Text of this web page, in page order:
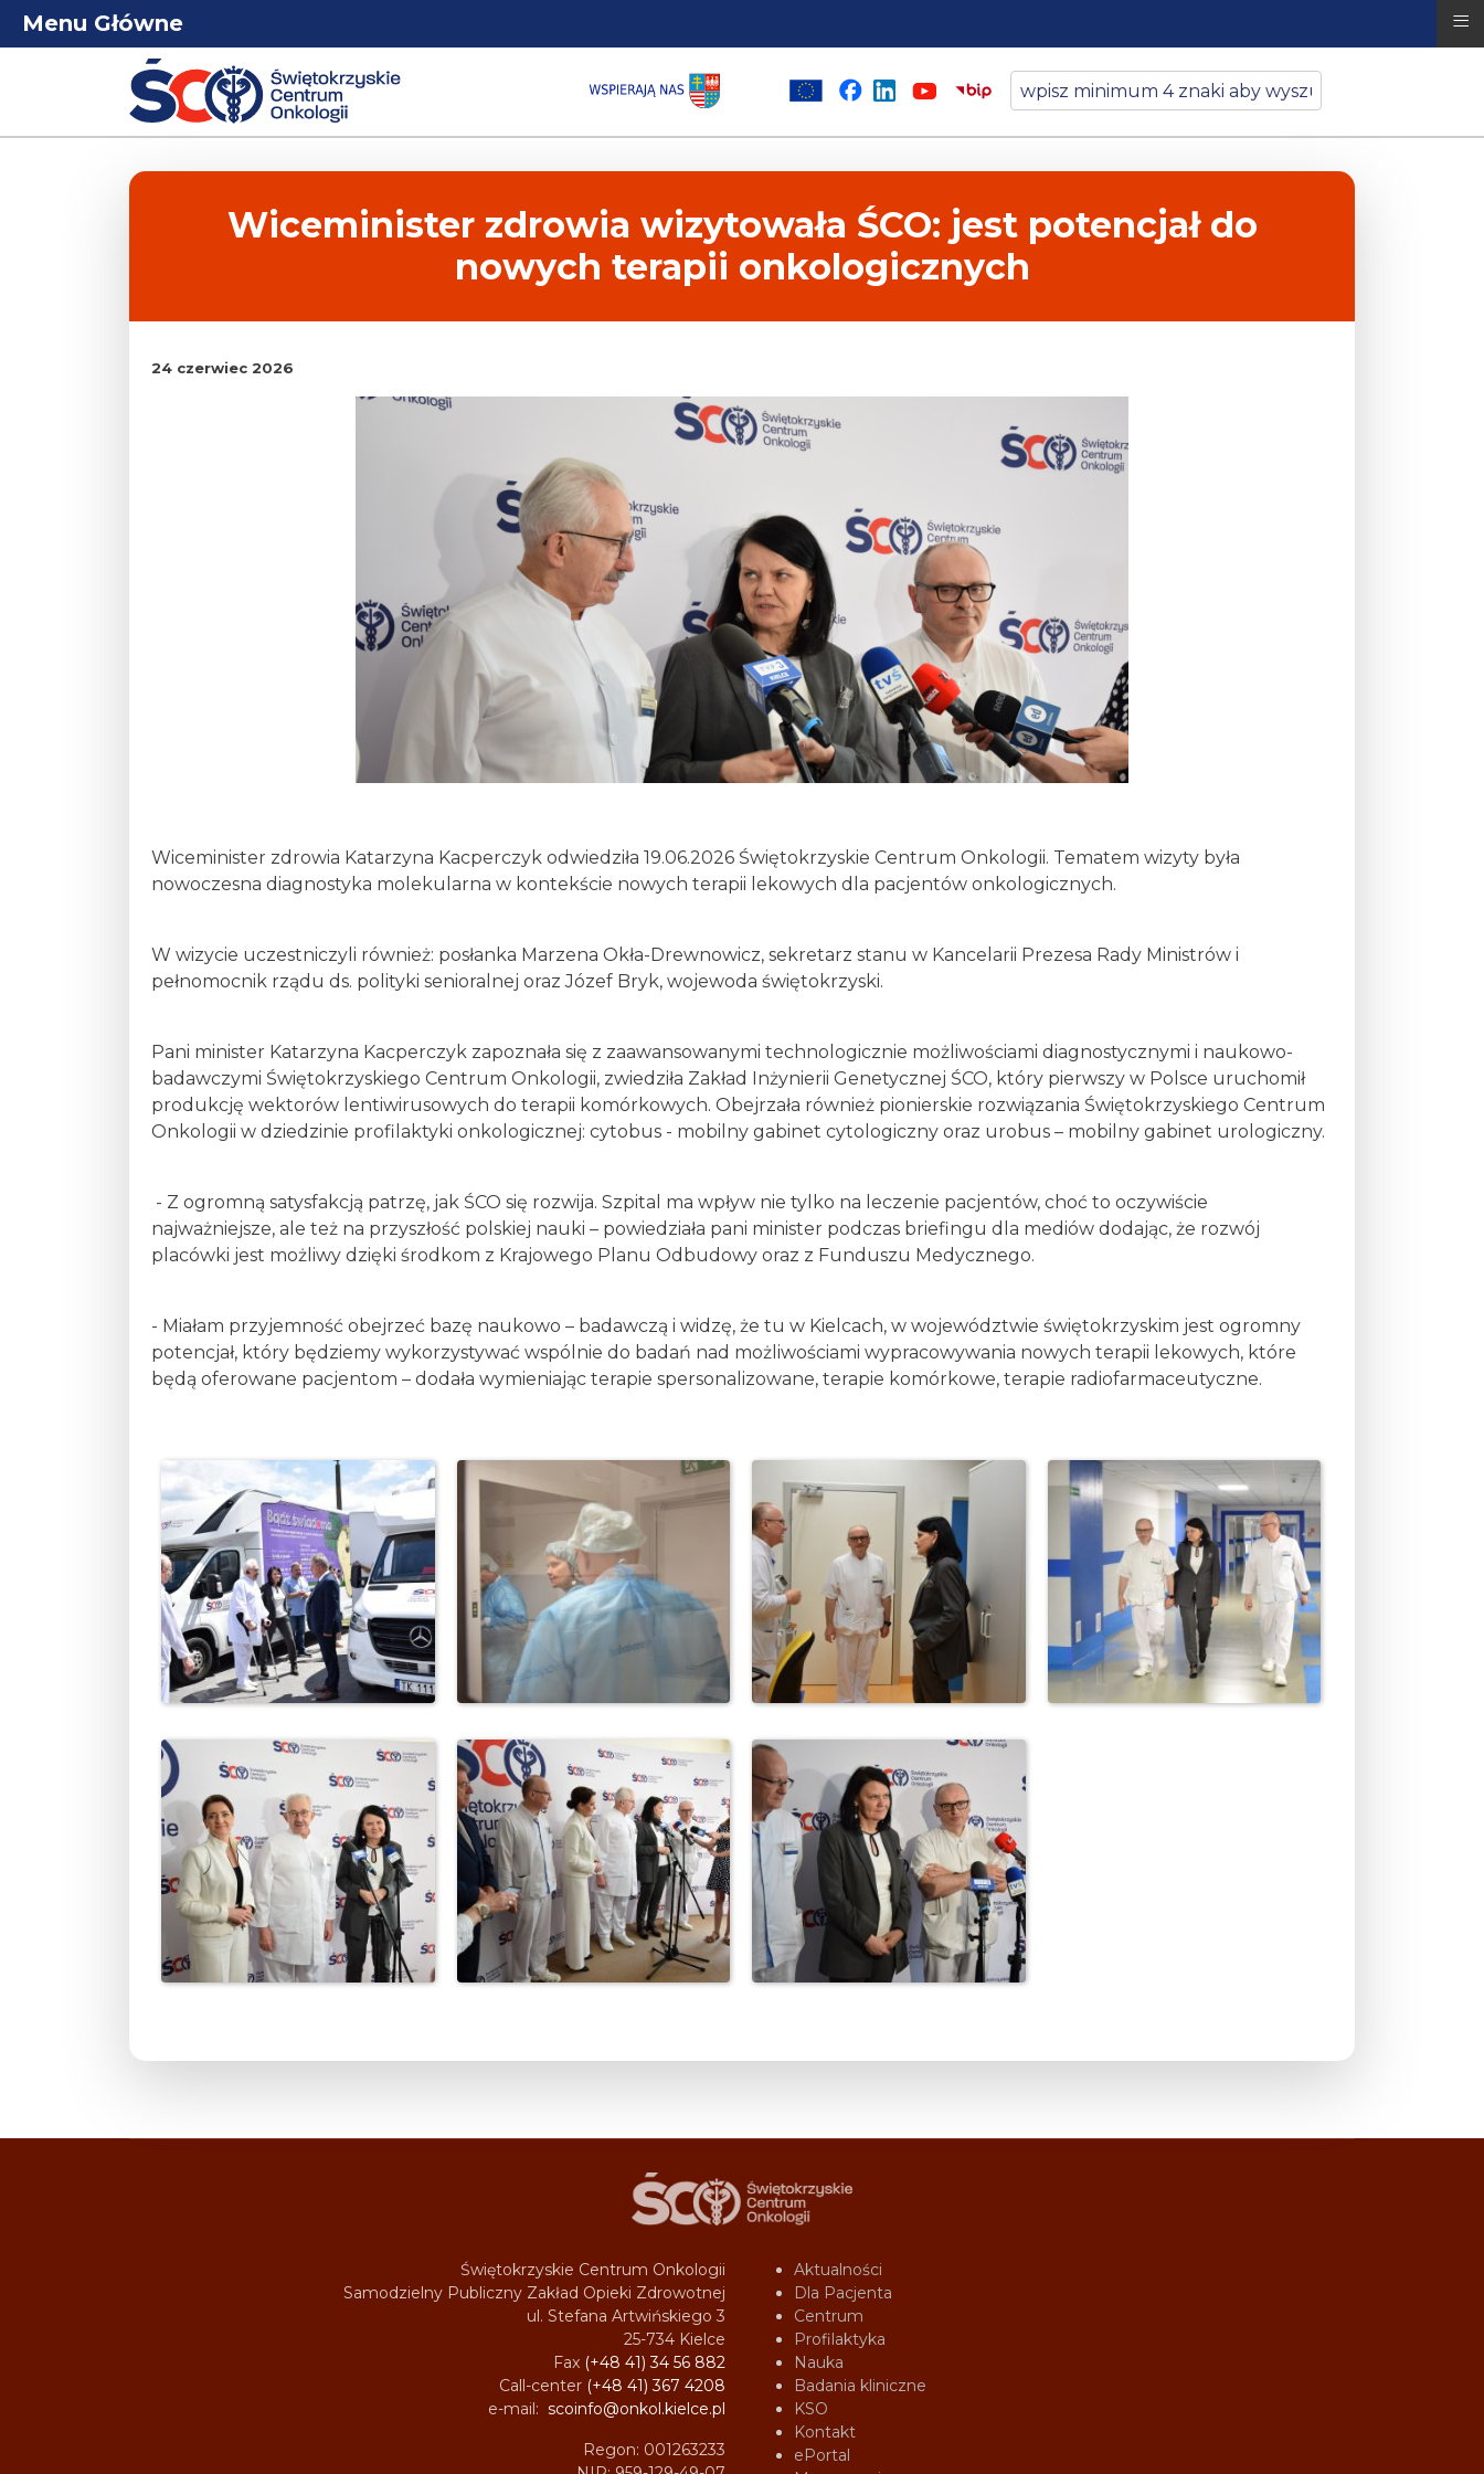
Menu Główne ≡
Wiceminister zdrowia wizytowała ŚCO: jest potencjał do
nowych terapii onkologicznych
24 czerwiec 2026
Wiceminister zdrowia Katarzyna Kacperczyk odwiedziła 19.06.2026 Świętokrzyskie Centrum Onkologii. Tematem wizyty była
nowoczesna diagnostyka molekularna w kontekście nowych terapii lekowych dla pacjentów onkologicznych.
W wizycie uczestniczyli również: posłanka Marzena Okła-Drewnowicz, sekretarz stanu w Kancelarii Prezesa Rady Ministrów i
pełnomocnik rządu ds. polityki senioralnej oraz Józef Bryk, wojewoda świętokrzyski.
Pani minister Katarzyna Kacperczyk zapoznała się z zaawansowanymi technologicznie możliwościami diagnostycznymi i naukowo-
badawczymi Świętokrzyskiego Centrum Onkologii, zwiedziła Zakład Inżynierii Genetycznej ŚCO, który pierwszy w Polsce uruchomił
produkcję wektorów lentiwirusowych do terapii komórkowych. Obejrzała również pionierskie rozwiązania Świętokrzyskiego Centrum
Onkologii w dziedzinie profilaktyki onkologicznej: cytobus - mobilny gabinet cytologiczny oraz urobus – mobilny gabinet urologiczny.
- Z ogromną satysfakcją patrzę, jak ŚCO się rozwija. Szpital ma wpływ nie tylko na leczenie pacjentów, choć to oczywiście
najważniejsze, ale też na przyszłość polskiej nauki – powiedziała pani minister podczas briefingu dla mediów dodając, że rozwój
placówki jest możliwy dzięki środkom z Krajowego Planu Odbudowy oraz z Funduszu Medycznego.
- Miałam przyjemność obejrzeć bazę naukowo – badawczą i widzę, że tu w Kielcach, w województwie świętokrzyskim jest ogromny
potencjał, który będziemy wykorzystywać wspólnie do badań nad możliwościami wypracowywania nowych terapii lekowych, które
będą oferowane pacjentom – dodała wymieniając terapie spersonalizowane, terapie komórkowe, terapie radiofarmaceutyczne.
Świętokrzyskie Centrum Onkologii
Samodzielny Publiczny Zakład Opieki Zdrowotnej
ul. Stefana Artwińskiego 3
25-734 Kielce
Fax (+48 41) 34 56 882
Call-center (+48 41) 367 4208
e-mail: scoinfo@onkol.kielce.pl
Regon: 001263233
Aktualności
Dla Pacjenta
Centrum
Profilaktyka
Nauka
Badania kliniczne
KSO
Kontakt
ePortal